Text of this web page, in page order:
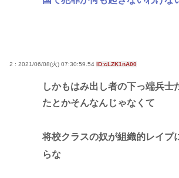
2 : 2021/06/08(火) 07:30:59.54 ID:cLZK1nA00
しかもはみ出し者の下っ端兵士
たとかそんなんじゃなくて
将校クラスの奴が組織的レイプ
らな